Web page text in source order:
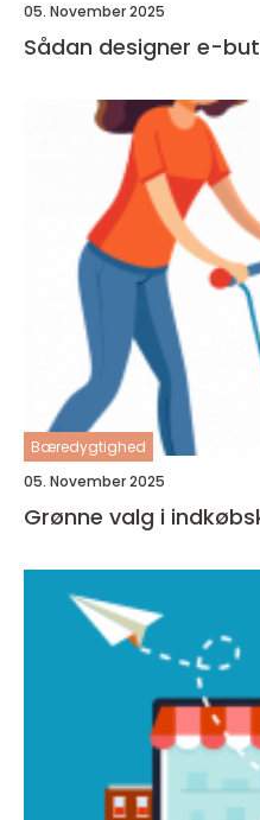
05. November 2025
Sådan designer e-
Bæredygtighed
05. November 2025
Grønne valg i